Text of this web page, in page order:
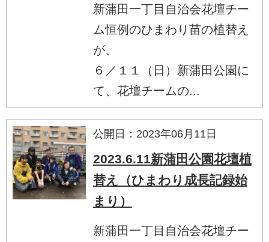
新蒲田一丁目自治会花壇チー
ム恒例のひまわり苗の植替え
が、
６／１１（日）新蒲田公園に
て、花壇チームの...
公開日：2023年06月11日
2023.6.11新蒲田公園花壇植
替え（ひまわり成長記録始
まり）
新蒲田一丁目自治会花壇チー